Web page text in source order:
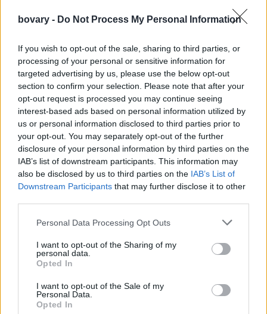
bovary - Do Not Process My Personal Information
If you wish to opt-out of the sale, sharing to third parties, or
processing of your personal or sensitive information for
targeted advertising by us, please use the below opt-out
section to confirm your selection. Please note that after your
opt-out request is processed you may continue seeing
interest-based ads based on personal information utilized by
us or personal information disclosed to third parties prior to
your opt-out. You may separately opt-out of the further
disclosure of your personal information by third parties on the
IAB’s list of downstream participants. This information may
also be disclosed by us to third parties on the IAB’s List of
Downstream Participants that may further disclose it to other
Personal Data Processing Opt Outs
I want to opt-out of the Sharing of my
personal data.
Opted In
I want to opt-out of the Sale of my
Personal Data.
Opted In